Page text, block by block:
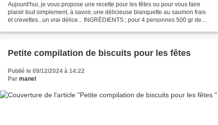
Aujourd'hui, je vous propose une recette pour les fêtes ou pour vous faire
plaisir tout simplement, à savoir, une délicieuse blanquette au saumon frais
et crevettes...un vrai délice... INGRÉDIENTS ; pour 4 personnes 500 gr de
Petite compilation de biscuits pour les fêtes
Publié le 09/12/2024 à 14:22
Par manel